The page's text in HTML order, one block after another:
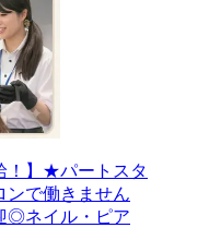
！】★パートスタ
で働きません
◎ネイル・ピア